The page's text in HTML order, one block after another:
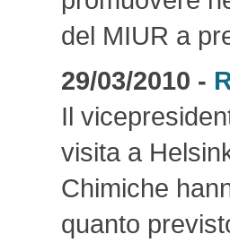
del MIUR a
29/03/2010 -
Il
visita a
Chimiche
quanto